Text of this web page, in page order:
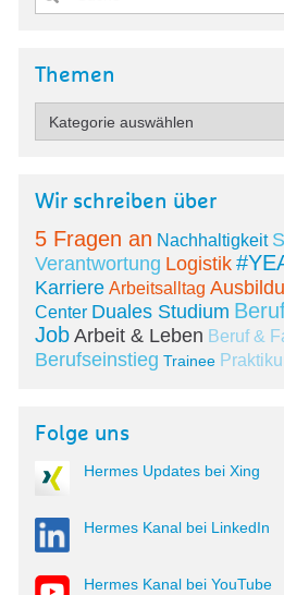
Themen
Wir schreiben über
5 Fragen an Nachhaltigkeit
Verantwortung Logistik
Karriere Arbeitsalltag
Center Duales Studium
Job Arbeit & Leben Beruf &
Berufseinstieg Trainee
Folge uns
Hermes Updates bei Xing
Hermes Kanal bei LinkedIn
Hermes Kanal bei YouTube